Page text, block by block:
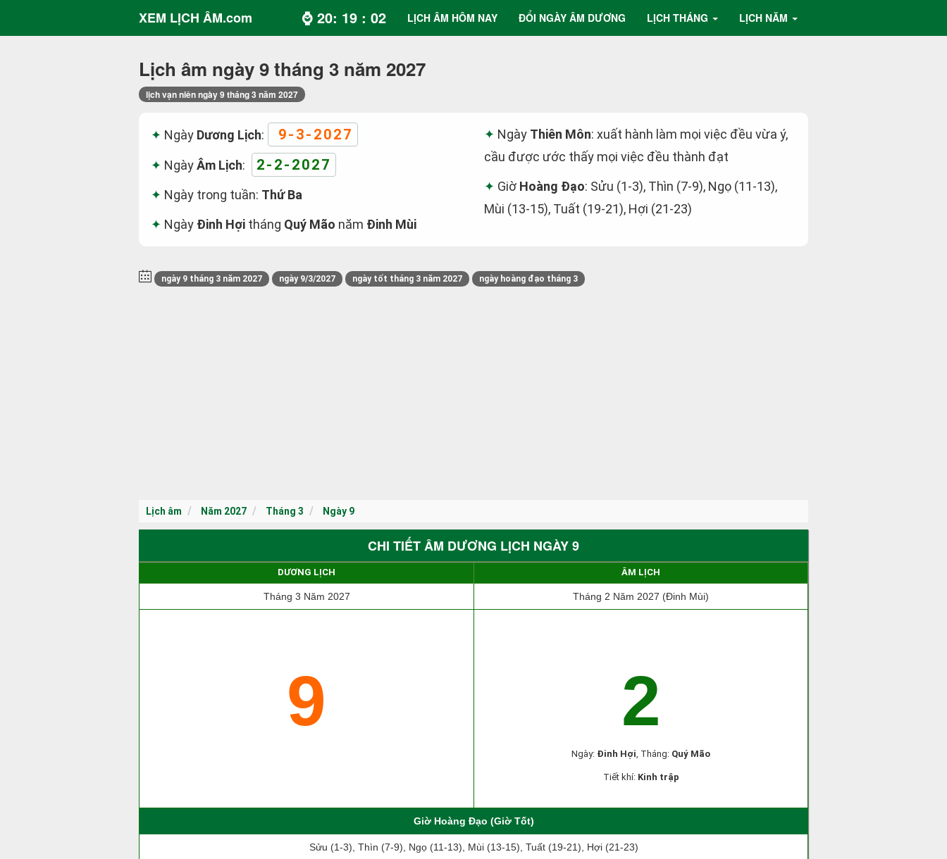
XEM LỊCH ÂM.com ⌚ 20: 19 : 02 LỊCH ÂM HÔM NAY ĐỔI NGÀY ÂM DƯƠNG LỊCH THÁNG LỊCH NĂM
Lịch âm ngày 9 tháng 3 năm 2027
lịch vạn niên ngày 9 tháng 3 năm 2027
Ngày Dương Lịch: 9-3-2027
NgàyÂm Lịch: 2-2-2027
Ngày trong tuần: Thứ Ba
Ngày Đinh Hợi tháng Quý Mão năm Đinh Mùi
Ngày Thiên Môn: xuất hành làm mọi việc đều vừa ý,
cầu được ước thấy mọi việc đều thành đạt
Giờ Hoàng Đạo: Sửu (1-3), Thìn (7-9), Ngọ (11-13),
Mùi (13-15), Tuất (19-21), Hợi (21-23)
ngày 9 tháng 3 năm 2027 ngày 9/3/2027 ngày tốt tháng 3 năm 2027 ngày hoàng đạo tháng 3
Lịch âm Năm 2027 Tháng 3 Ngày 9
CHI TIẾT ÂM DƯƠNG LỊCH NGÀY 9
DƯƠNG LỊCH ÂM LỊCH
Tháng 3 Năm 2027 Tháng 2 Năm 2027 (Đinh Mùi)
9 2
Ngày: Đinh Hợi, Tháng: Quý Mão
Tiết khí: Kinh trập
Giờ Hoàng Đạo (Giờ Tốt)
Sửu (1-3), Thìn (7-9), Ngọ (11-13), Mùi (13-15), Tuất (19-21), Hợi (21-23)